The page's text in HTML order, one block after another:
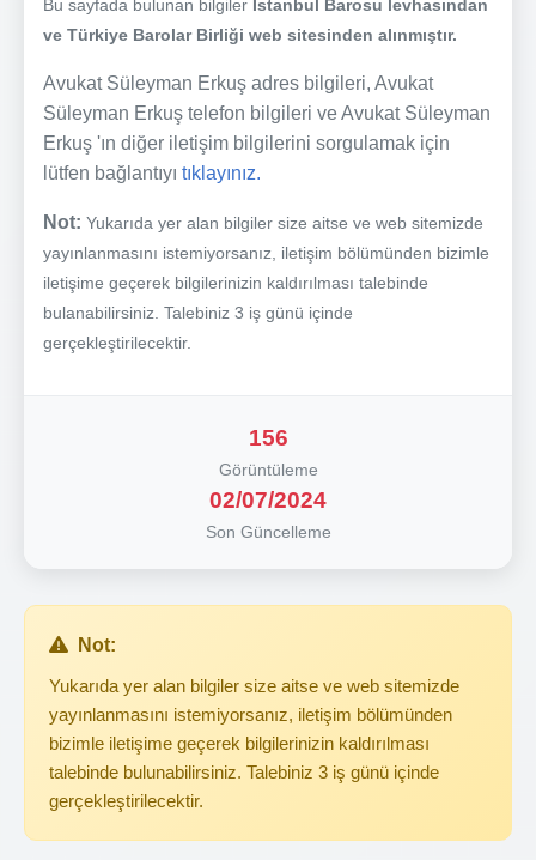
Bu sayfada bulunan bilgiler İstanbul Barosu levhasından
ve Türkiye Barolar Birliği web sitesinden alınmıştır.
Avukat Süleyman Erkuş adres bilgileri, Avukat
Süleyman Erkuş telefon bilgileri ve Avukat Süleyman
Erkuş 'ın diğer iletişim bilgilerini sorgulamak için
lütfen bağlantıyı tıklayınız.
Not: Yukarıda yer alan bilgiler size aitse ve web sitemizde
yayınlanmasını istemiyorsanız, iletişim bölümünden bizimle
iletişime geçerek bilgilerinizin kaldırılması talebinde
bulanabilirsiniz. Talebiniz 3 iş günü içinde
gerçekleştirilecektir.
156
Görüntüleme
02/07/2024
Son Güncelleme
Not:
Yukarıda yer alan bilgiler size aitse ve web sitemizde
yayınlanmasını istemiyorsanız, iletişim bölümünden
bizimle iletişime geçerek bilgilerinizin kaldırılması
talebinde bulunabilirsiniz. Talebiniz 3 iş günü içinde
gerçekleştirilecektir.